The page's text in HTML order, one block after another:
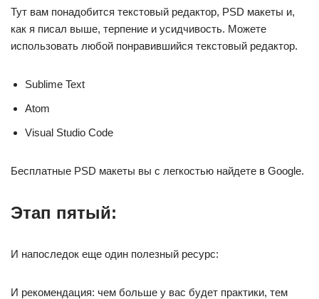
Тут вам понадобится текстовый редактор, PSD макеты и,
как я писал выше, терпение и усидчивость. Можете
использовать любой понравившийся текстовый редактор.
Sublime Text
Atom
Visual Studio Code
Бесплатные PSD макеты вы с легкостью найдете в Google.
Этап пятый:
И напоследок еще один полезный ресурс:
И рекомендация: чем больше у вас будет практики, тем